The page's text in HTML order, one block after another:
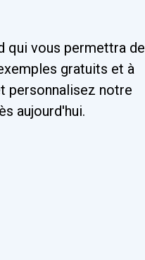
qui vous permettra de
gratuits et à
personnalisez notre
aujourd'hui.